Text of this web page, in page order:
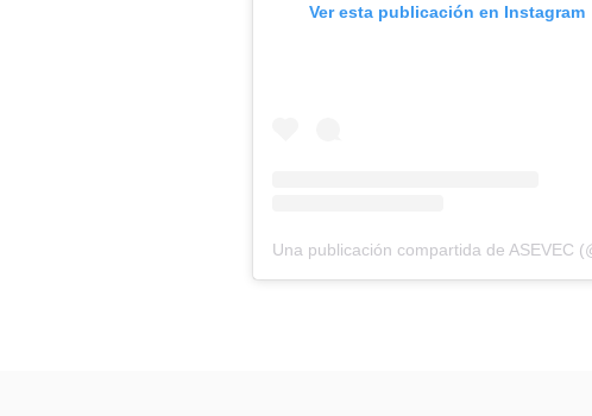
Ver esta publicación en Instagram